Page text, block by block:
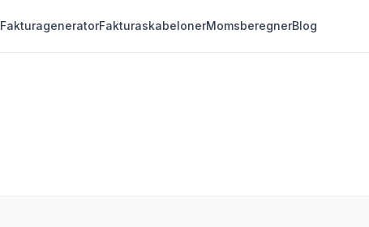
FakturageneratorFakturaskabelonerMomsberegnerBlog